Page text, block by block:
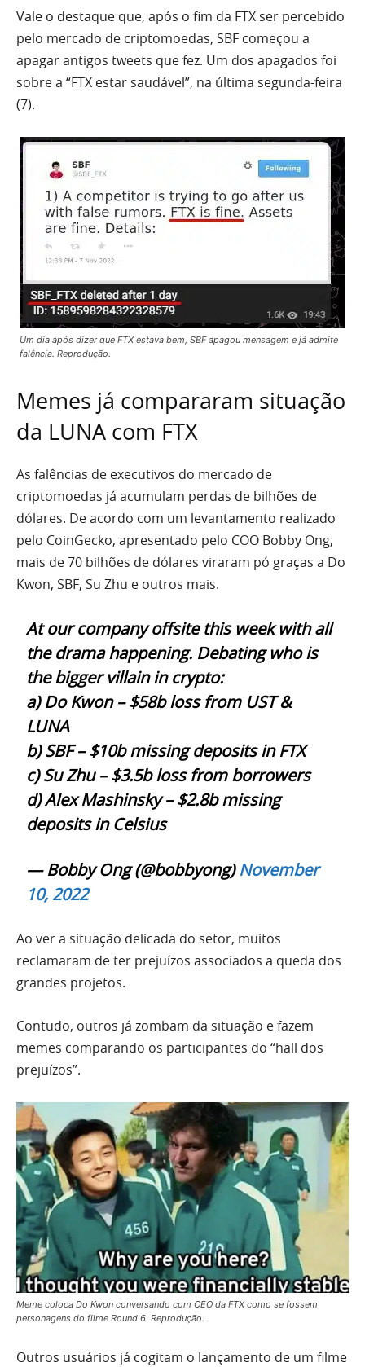
Vale o destaque que, após o fim da FTX ser percebido
pelo mercado de criptomoedas, SBF começou a
apagar antigos tweets que fez. Um dos apagados foi
sobre a “FTX estar saudável”, na última segunda-feira
(7).
Um dia após dizer que FTX estava bem, SBF apagou mensagem e já admite
falência. Reprodução.
Memes já compararam situação
da LUNA com FTX
As falências de executivos do mercado de
criptomoedas já acumulam perdas de bilhões de
dólares. De acordo com um levantamento realizado
pelo CoinGecko, apresentado pelo COO Bobby Ong,
mais de 70 bilhões de dólares viraram pó graças a Do
Kwon, SBF, Su Zhu e outros mais.
At our company offsite this week with all
the drama happening. Debating who is
the bigger villain in crypto:
a) Do Kwon – $58b loss from UST &
LUNA
b) SBF – $10b missing deposits in FTX
c) Su Zhu – $3.5b loss from borrowers
d) Alex Mashinsky – $2.8b missing
deposits in Celsius
— Bobby Ong (@bobbyong)November
10, 2022
Ao ver a situação delicada do setor, muitos
reclamaram de ter prejuízos associados a queda dos
grandes projetos.
Contudo, outros já zombam da situação e fazem
memes comparando os participantes do “hall dos
prejuízos”.
Meme coloca Do Kwon conversando com CEO da FTX como se fossem
personagens do filme Round 6. Reprodução.
Outros usuários já cogitam o lançamento de um filme